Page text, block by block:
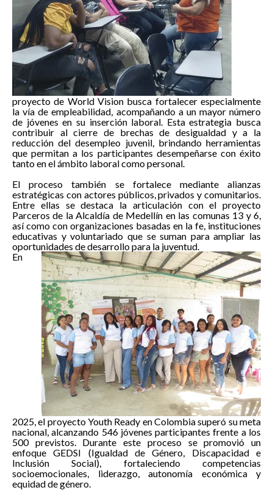
proyecto de World Vision busca fortalecer especialmente
la vía de empleabilidad, acompañando a un mayor número
de jóvenes en su inserción laboral. Esta estrategia busca
contribuir al cierre de brechas de desigualdad y a la
reducción del desempleo juvenil, brindando herramientas
que permitan a los participantes desempeñarse con éxito
tanto en el ámbito laboral como personal.
El proceso también se fortalece mediante alianzas
estratégicas con actores públicos, privados y comunitarios.
Entre ellas se destaca la articulación con el proyecto
Parceros de la Alcaldía de Medellín en las comunas 13 y 6,
así como con organizaciones basadas en la fe, instituciones
educativas y voluntariado que se suman para ampliar las
oportunidades de desarrollo para la juventud.
En
2025, el proyecto Youth Ready en Colombia superó su meta
nacional, alcanzando 546 jóvenes participantes frente a los
500 previstos. Durante este proceso se promovió un
enfoque GEDSI (Igualdad de Género, Discapacidad e
Inclusión Social), fortaleciendo competencias
socioemocionales, liderazgo, autonomía económica y
equidad de género.